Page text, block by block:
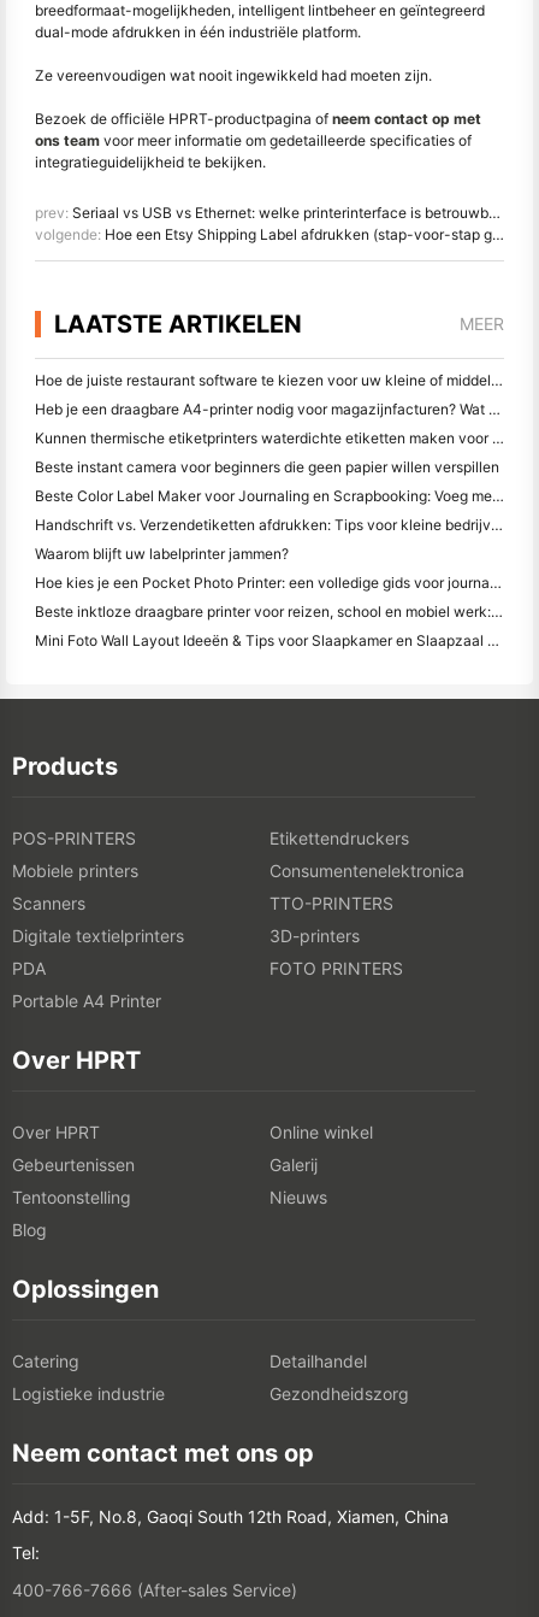
breedformaat-mogelijkheden, intelligent lintbeheer en geïntegreerd
dual-mode afdrukken in één industriële platform.
Ze vereenvoudigen wat nooit ingewikkeld had moeten zijn.
Bezoek de officiële HPRT-productpagina of neem contact op met
ons team voor meer informatie om gedetailleerde specificaties of
integratieguidelijkheid te bekijken.
prev: Seriaal vs USB vs Ethernet: welke printerinterface is betrouwbaarder voor kiosksystemen?
volgende: Hoe een Etsy Shipping Label afdrukken (stap-voor-stap gids voor verkopers)
LAATSTE ARTIKELEN MEER
Hoe de juiste restaurant software te kiezen voor uw kleine of middelgrote restaurant
Heb je een draagbare A4-printer nodig voor magazijnfacturen? Wat werkelijk werkt
Kunnen thermische etiketprinters waterdichte etiketten maken voor kleine bedrijfsproducten?
Beste instant camera voor beginners die geen papier willen verspillen
Beste Color Label Maker voor Journaling en Scrapbooking: Voeg meer kleur toe aan elke pagina
Handschrift vs. Verzendetiketten afdrukken: Tips voor kleine bedrijven in 2026
Waarom blijft uw labelprinter jammen?
Hoe kies je een Pocket Photo Printer: een volledige gids voor journaling, reizen en iPhone-gebruikers
Beste inktloze draagbare printer voor reizen, school en mobiel werk: Hanin MT620 Pro Review
Mini Foto Wall Layout Ideeën & Tips voor Slaapkamer en Slaapzaal Decoratie
Products
POS-PRINTERS
Etikettendruckers
Mobiele printers
Consumentenelektronica
Scanners
TTO-PRINTERS
Digitale textielprinters
3D-printers
PDA
FOTO PRINTERS
Portable A4 Printer
Over HPRT
Over HPRT
Online winkel
Gebeurtenissen
Galerij
Tentoonstelling
Nieuws
Blog
Oplossingen
Catering
Detailhandel
Logistieke industrie
Gezondheidszorg
Neem contact met ons op
Add: 1-5F, No.8, Gaoqi South 12th Road, Xiamen, China
Tel:
400-766-7666 (After-sales Service)